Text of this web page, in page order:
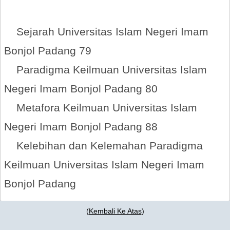
Sejarah Universitas Islam Negeri Imam
Bonjol Padang 79
Paradigma Keilmuan Universitas Islam
Negeri Imam Bonjol Padang 80
Metafora Keilmuan Universitas Islam
Negeri Imam Bonjol Padang 88
Kelebihan dan Kelemahan Paradigma
Keilmuan Universitas Islam Negeri Imam
Bonjol Padang
(Kembali Ke Atas)